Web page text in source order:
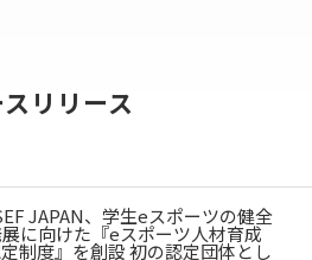
スリリース